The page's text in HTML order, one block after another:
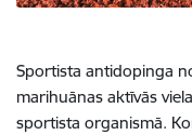
Sportista antidopinga
marihuānas aktīvās
sportista organismā.